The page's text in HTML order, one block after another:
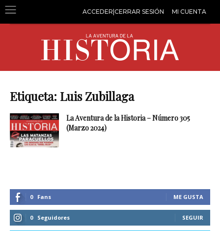
ACCEDER|CERRAR SESIÓN MI CUENTA
Etiqueta: Luis Zubillaga
La Aventura de la Historia – Número 305
(Marzo 2024)
0 Fans ME GUSTA
0 Seguidores SEGUIR